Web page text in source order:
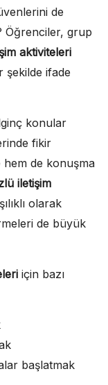
de
Öğrenciler, grup
aktiviteleri
şekilde ifade
konular
fikir
hem de konuşma
iletişim
olarak
de büyük
için bazı
başlatmak